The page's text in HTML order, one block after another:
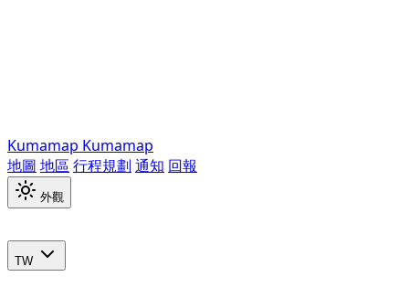
Kumamap Kumamap
地圖 地區 行程規劃 通知 回報
外觀
TW